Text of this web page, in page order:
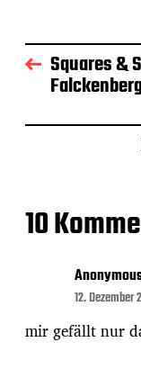
a
g
s
t
Squares &
10
12. Dezember
mir gefällt nur